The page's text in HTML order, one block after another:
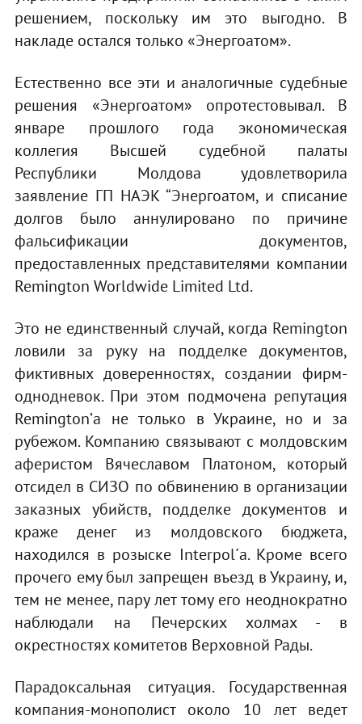
решением, поскольку им это выгодно. В
накладе остался только «Энергоатом».
Естественно все эти и аналогичные судебные
решения «Энергоатом» опротестовывал. В
январе прошлого года экономическая
коллегия Высшей судебной палаты
Республики Молдова удовлетворила
заявление ГП НАЭК “Энергоатом, и списание
долгов было аннулировано по причине
фальсификации документов,
предоставленных представителями компании
Remington Worldwide Limited Ltd.
Это не единственный случай, когда Remington
ловили за руку на подделке документов,
фиктивных доверенностях, создании фирм-
однодневок. При этом подмочена репутация
Remington’а не только в Украине, но и за
рубежом. Компанию связывают с молдовским
аферистом Вячеславом Платоном, который
отсидел в СИЗО по обвинению в организации
заказных убийств, подделке документов и
краже денег из молдовского бюджета,
находился в розыске Interpol´а. Кроме всего
прочего ему был запрещен въезд в Украину, и,
тем не менее, пару лет тому его неоднократно
наблюдали на Печерских холмах - в
окрестностях комитетов Верховной Рады.
Парадоксальная ситуация. Государственная
компания-монополист около 10 лет ведет